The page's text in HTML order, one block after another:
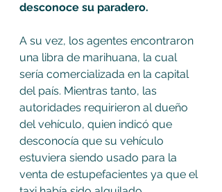
desconoce su paradero.
A su vez, los agentes encontraron
una libra de marihuana, la cual
sería comercializada en la capital
del país. Mientras tanto, las
autoridades requirieron al dueño
del vehículo, quien indicó que
desconocía que su vehículo
estuviera siendo usado para la
venta de estupefacientes ya que el